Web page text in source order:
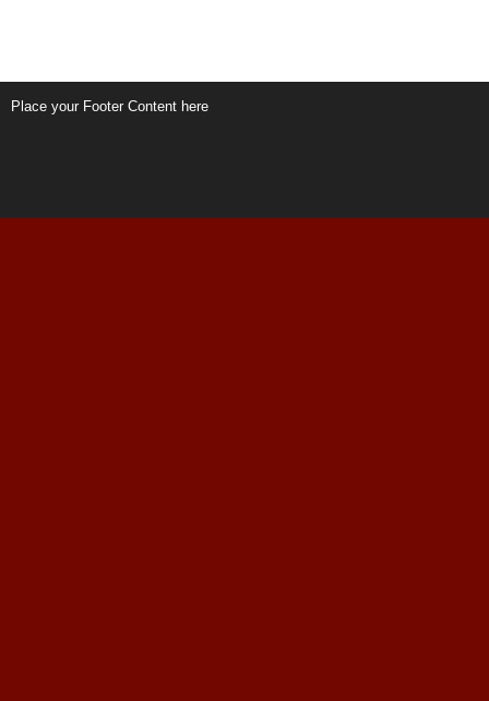
Place your Footer Content here